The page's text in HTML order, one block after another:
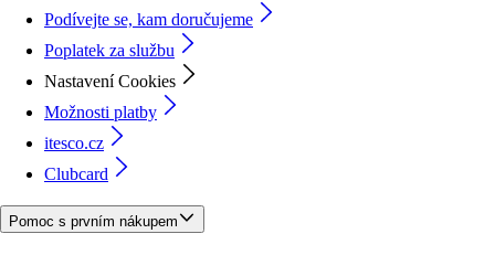
Podívejte se, kam doručujeme
Poplatek za službu
Nastavení Cookies
Možnosti platby
itesco.cz
Clubcard
Pomoc s prvním nákupem